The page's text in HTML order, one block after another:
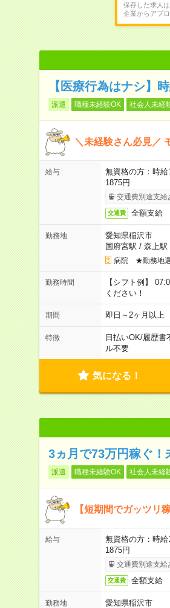
保存した求人
企業からアプ
【医療行為はナシ】
派遣 職種未経験OK 社会人未経
＼未経験さん必見／
給与
無資格の方：時
1875円
交通費別途支給
交通費 全額支給
勤務地
愛知県稲沢市
国府宮駅 / 森上駅
病院 ★勤務地選
勤務時間
【シフト例】
ください！
期間 即日～2ヶ月以上
特徴 日払いOK/履歴書
ル不要
気になる！
3ヵ月で73万円稼ぐ！
派遣 職種未経験OK 社会人未経
【短期間でガッツリ
給与
無資格の方：時
1875円
交通費別途支給
交通費 全額支給
勤務地
愛知県稲沢市